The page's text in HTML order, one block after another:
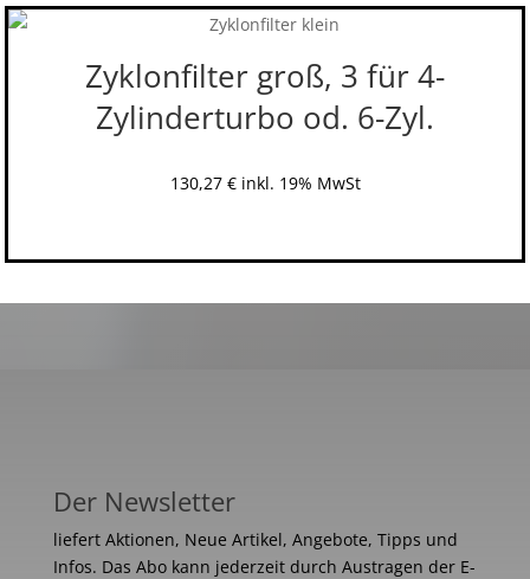
Zyklonfilter groß, 3 für 4-
Zylinderturbo od. 6-Zyl.
130,27 € inkl. 19% MwSt
Der Newsletter
liefert Aktionen, Neue Artikel, Angebote, Tipps und
Infos. Das Abo kann jederzeit durch Austragen der E-